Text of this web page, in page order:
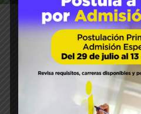
INSTITUTO